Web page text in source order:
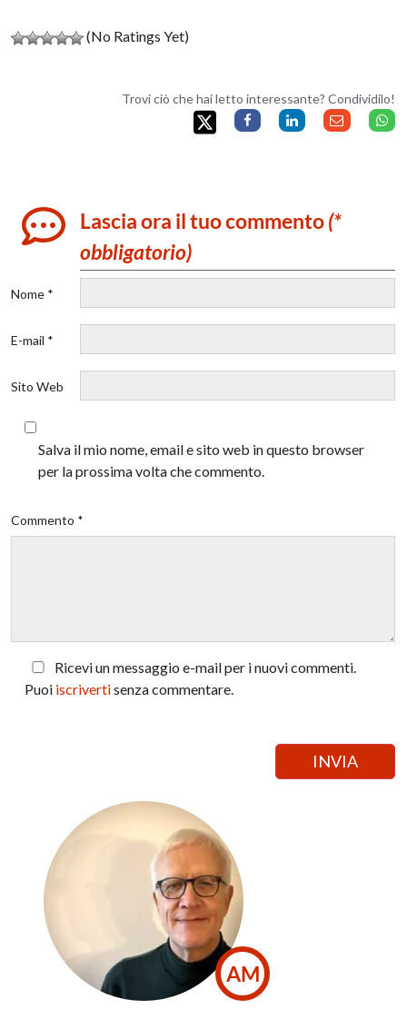
(No Ratings Yet)
Trovi ciò che hai letto interessante? Condividilo!
Lascia ora il tuo commento(*
obbligatorio)
Nome *
E-mail *
Sito Web
Salva il mio nome, email e sito web in questo browser
per la prossima volta che commento.
Commento *
Ricevi un messaggio e-mail per i nuovi commenti.
Puoi iscrivertisenza commentare.
AM